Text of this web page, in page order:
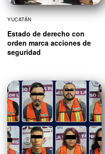
YUCATÁN
Estado de derecho con
orden marca acciones de
seguridad